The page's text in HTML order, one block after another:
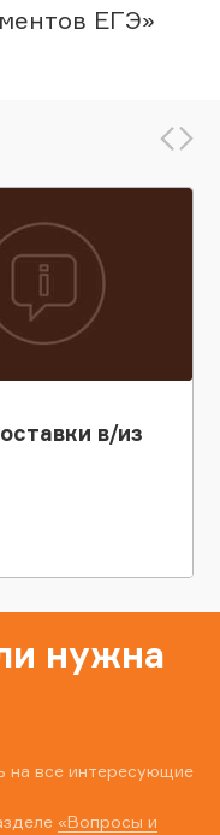
ЕГЭ»
в/из
нужна
на все интересующие
«Вопросы и